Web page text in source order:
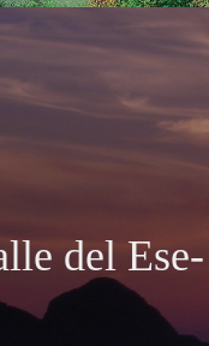
del Ese-